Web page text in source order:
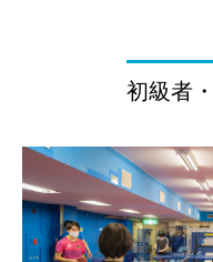
初級者